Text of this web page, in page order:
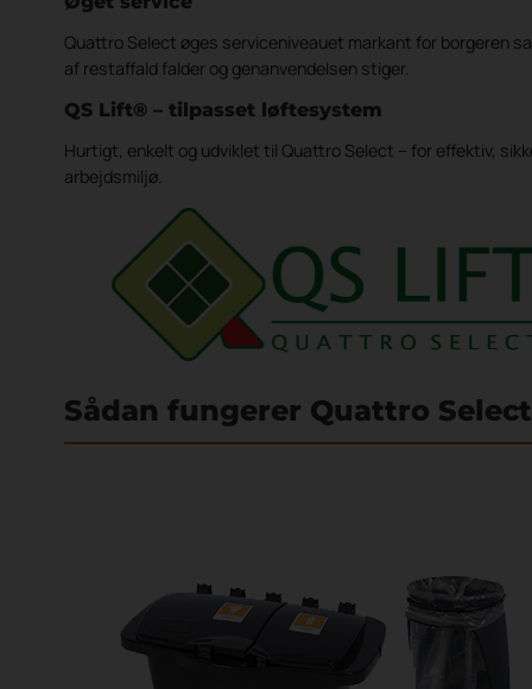
Quattro Select øges serviceniveauet markant for borgeren
af restaffald falder og genanvendelsen stiger.
QS Lift® – tilpasset løftesystem
Hurtigt, enkelt og udviklet til Quattro Select – for effektiv,
arbejdsmiljø.
Sådan fungerer Quattro Select